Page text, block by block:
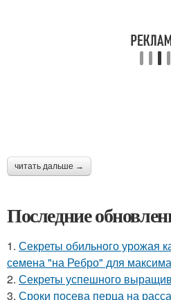
читать дальше →
Последние
1. Секреты обильного урожая
семена "на Ребро" для
2. Секреты успешного
3. Сроки посева перца на